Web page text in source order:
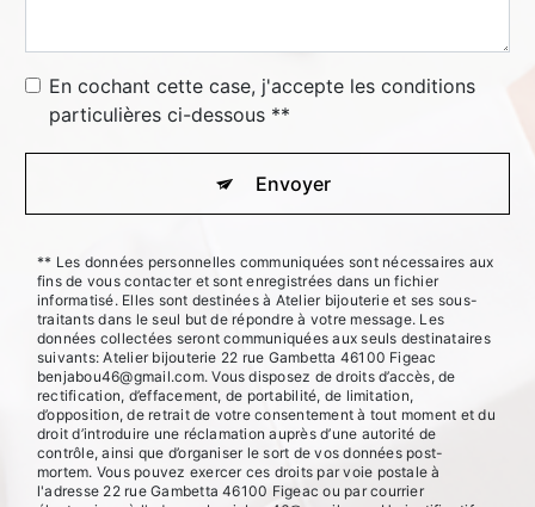
En cochant cette case, j'accepte les conditions
particulières ci-dessous **
Envoyer
** Les données personnelles communiquées sont nécessaires aux
fins de vous contacter et sont enregistrées dans un fichier
informatisé. Elles sont destinées à Atelier bijouterie et ses sous-
traitants dans le seul but de répondre à votre message. Les
données collectées seront communiquées aux seuls destinataires
suivants: Atelier bijouterie 22 rue Gambetta 46100 Figeac
benjabou46@gmail.com. Vous disposez de droits d’accès, de
rectification, d’effacement, de portabilité, de limitation,
d’opposition, de retrait de votre consentement à tout moment et du
droit d’introduire une réclamation auprès d’une autorité de
contrôle, ainsi que d’organiser le sort de vos données post-
mortem. Vous pouvez exercer ces droits par voie postale à
l'adresse 22 rue Gambetta 46100 Figeac ou par courrier